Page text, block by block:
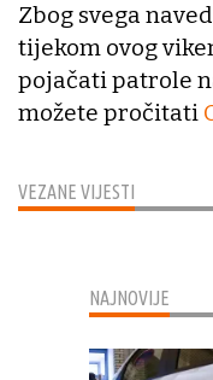
VEZANE VIJESTI
Zbog svega
tijekom ovog
pojačati patrole
možete pročitati
NAJNOVIJE